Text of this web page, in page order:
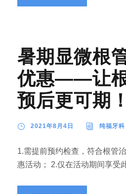
暑期显微根
优惠——让
预后更可期！
2021年8月4日 纯福牙科
1.需提前预约检查，符合根管
惠活动； 2.仅在活动期间享受